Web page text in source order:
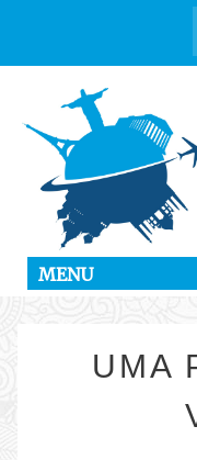
MENU
UMA